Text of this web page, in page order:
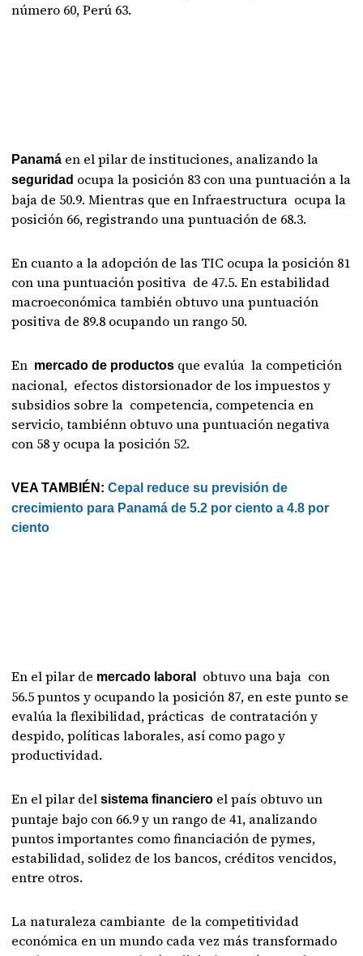
número 60, Perú 63.
Panamá en el pilar de instituciones, analizando la
seguridad ocupa la posición 83 con una puntuación a la
baja de 50.9. Mientras que en Infraestructura ocupa la
posición 66, registrando una puntuación de 68.3.
En cuanto a la adopción de las TIC ocupa la posición 81
con una puntuación positiva de 47.5. En estabilidad
macroeconómica también obtuvo una puntuación
positiva de 89.8 ocupando un rango 50.
En mercado de productos que evalúa la competición
nacional, efectos distorsionador de los impuestos y
subsidios sobre la competencia, competencia en
servicio, tambiénn obtuvo una puntuación negativa
con 58 y ocupa la posición 52.
VEA TAMBIÉN:Cepal reduce su previsión de
crecimiento para Panamá de 5.2 por ciento a 4.8 por
ciento
En el pilar de mercado laboral
obtuvo una baja con
56.5 puntos y ocupando la posición 87, en este punto se
evalúa la flexibilidad, prácticas de contratación y
despido, políticas laborales, así como pago y
productividad.
En el pilar delsistema financiero el país obtuvo un
puntaje bajo con 66.9 y un rango de 41, analizando
puntos importantes como financiación de pymes,
estabilidad, solidez de los bancos, créditos vencidos,
entre otros.
La naturaleza cambiante de la competitividad
económica en un mundo cada vez más transformado